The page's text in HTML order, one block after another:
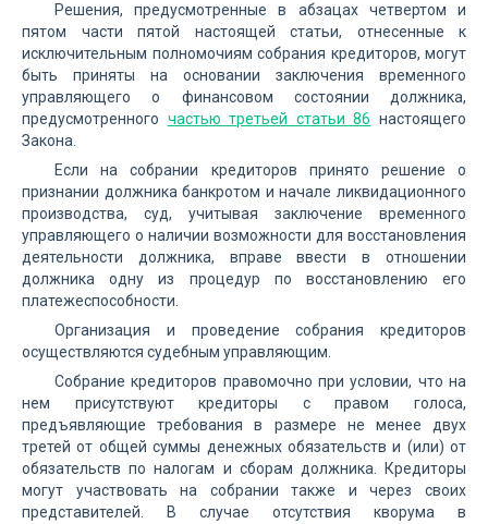
Решения, предусмотренные в абзацах четвертом и
пятом части пятой настоящей статьи, отнесенные к
исключительным полномочиям собрания кредиторов, могут
быть приняты на основании заключения временного
управляющего о финансовом состоянии должника,
предусмотренного частью третьей статьи 86 настоящего
Закона.
Если на собрании кредиторов принято решение о
признании должника банкротом и начале ликвидационного
производства, суд, учитывая заключение временного
управляющего о наличии возможности для восстановления
деятельности должника, вправе ввести в отношении
должника одну из процедур по восстановлению его
платежеспособности.
Организация и проведение собрания кредиторов
осуществляются судебным управляющим.
Собрание кредиторов правомочно при условии, что на
нем присутствуют кредиторы с правом голоса,
предъявляющие требования в размере не менее двух
третей от общей суммы денежных обязательств и (или) от
обязательств по налогам и сборам должника. Кредиторы
могут участвовать на собрании также и через своих
представителей. В случае отсутствия кворума в